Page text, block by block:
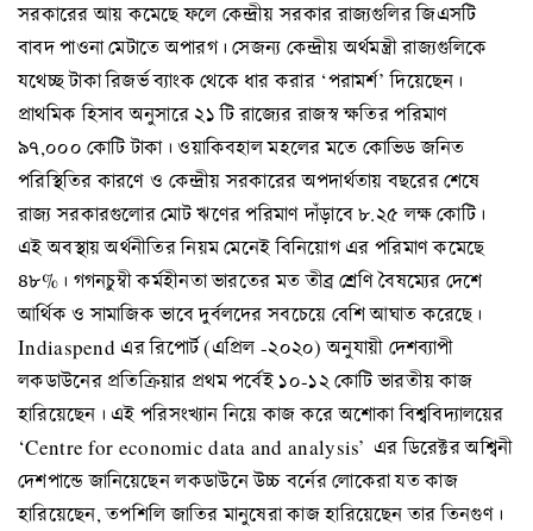
সরকারের আয় কমেছে ফলে কেন্দ্রীয় সরকার রাজ্যগুলির জিএসটি
বাবদ পাওনা মেটাতে অপারগ। সেজন্য কেন্দ্রীয় অর্থমন্ত্রী রাজ্যগুলিকে
যথেচ্ছ টাকা রিজর্ভ ব্যাংক থেকে ধার করার ‘পরামর্শ’ দিয়েছেন।
প্রাথমিক হিসাব অনুসারে ২১ টি রাজ্যের রাজস্ব ক্ষতির পরিমাণ
৯৭,০০০ কোটি টাকা। ওয়াকিবহাল মহলের মতে কোভিড জনিত
পরিস্থিতির কারণে ও কেন্দ্রীয় সরকারের অপদার্থতায় বছরের শেষে
রাজ্য সরকারগুলোর মোট ঋণের পরিমাণ দাঁড়াবে ৮.২৫ লক্ষ কোটি।
এই অবস্থায় অর্থনীতির নিয়ম মেনেই বিনিয়োগ এর পরিমাণ কমেছে
৪৮%। গগনচুম্বী কর্মহীনতা ভারতের মত তীব্র শ্রেণি বৈষম্যের দেশে
আর্থিক ও সামাজিক ভাবে দুর্বলদের সবচেয়ে বেশি আঘাত করেছে।
Indiaspend এর রিপোর্ট (এপ্রিল -২০২০) অনুযায়ী দেশব্যাপী
লকডাউনের প্রতিক্রিয়ার প্রথম পর্বেই ১০-১২ কোটি ভারতীয় কাজ
হারিয়েছেন। এই পরিসংখ্যান নিয়ে কাজ করে অশোকা বিশ্ববিদ্যালয়ের
‘Centre for economic data and analysis’ এর ডিরেক্টর অশ্বিনী
দেশপান্ডে জানিয়েছেন লকডাউনে উচ্চ বর্নের লোকেরা যত কাজ
হারিয়েছেন, তপশিলি জাতির মানুষেরা কাজ হারিয়েছেন তার তিনগুণ।